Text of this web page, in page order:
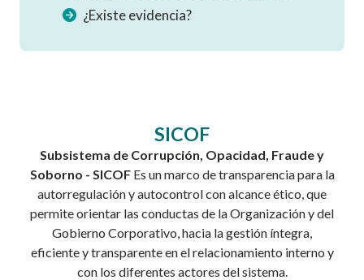
¿Existe evidencia?
SICOF
Subsistema de Corrupción, Opacidad, Fraude y
Soborno - SICOFEs un marco de transparencia para la
autorregulación y autocontrol con alcance ético, que
permite orientar las conductas de la Organización y del
Gobierno Corporativo, hacia la gestión íntegra,
eficiente y transparente en el relacionamiento interno y
con los diferentes actores del sistema.